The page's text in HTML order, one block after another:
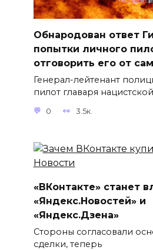
Обнародован ответ
попытки личного
отговорить его от
Генерал-лейтенант
пилот главаря нацистской
0 3.5к.
«ВКонтакте» станет
«Яндекс.Новостей» и
«Яндекс.Дзена»
Стороны согласовали
сделки, теперь